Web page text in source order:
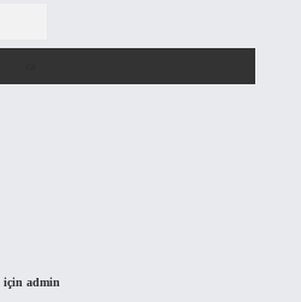
için admin